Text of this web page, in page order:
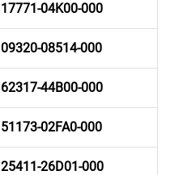
17771-04K00-000
09320-08514-000
62317-44B00-000
51173-02FA0-000
25411-26D01-000